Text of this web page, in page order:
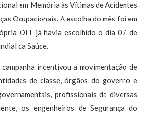
em Memória às Vítimas de Acidentes
Ocupacionais. A escolha do mês foi em
OIT já havia escolhido o dia 07 de
da Saúde.
incentivou a movimentação de
de classe, órgãos do governo e
profissionais de diversas
os engenheiros de Segurança do